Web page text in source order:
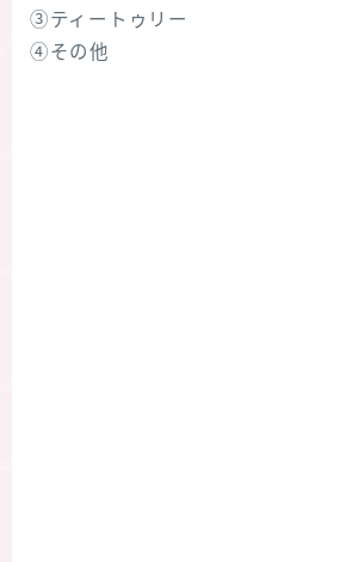
③ティートゥリー
④その他